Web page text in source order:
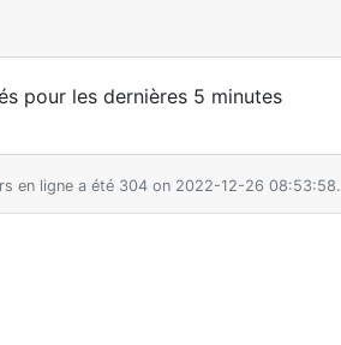
pour les dernières 5 minutes
en ligne a été 304 on 2022-12-26 08:53:58.